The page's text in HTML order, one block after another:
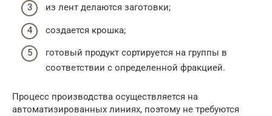
из лент делаются заготовки;
создается крошка;
готовый продукт сортируется на группы в
соответствии с определенной фракцией.
Процесс производства осуществляется на
автоматизированных линиях, поэтому не требуются